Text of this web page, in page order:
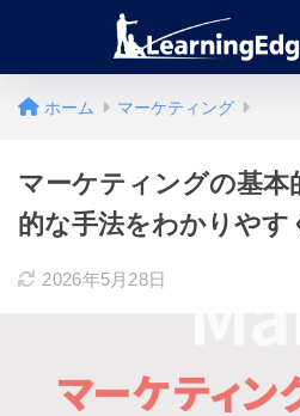
ホーム マーケティング
マーケティングの基本
的な手法をわかりやす
2026年5月28日